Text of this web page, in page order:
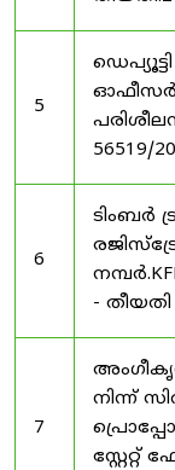
5
56519/
6
ടിംബർ
- തീയതി
7
നിന്ന്
സ്റ്റേറ്റ്